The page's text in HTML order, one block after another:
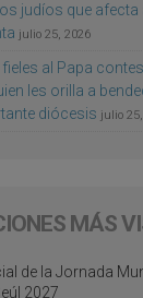
judíos que
julio 25, 2026
al Papa
les orilla a
diócesis julio
MÁS
de la Jornada
2027